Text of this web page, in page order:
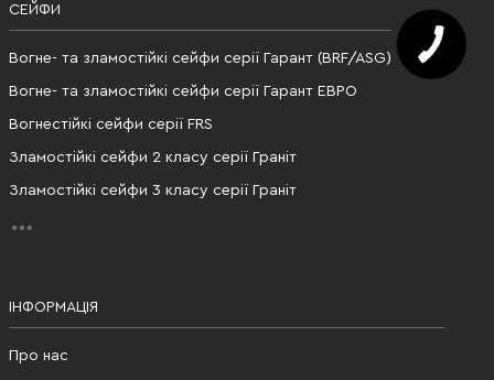
СЕЙФИ
Вогне- та зламостійкі сейфи серії Гарант (BRF/ASG)
Вогне- та зламостійкі сейфи серії Гарант ЕВРО
Вогнестійкі сейфи серії FRS
Зламостійкі сейфи 2 класу серії Граніт
Зламостійкі сейфи 3 класу серії Граніт
ІНФОРМАЦІЯ
Про нас